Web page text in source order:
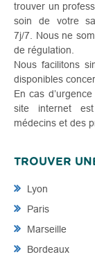
trouver un
soin de votre
7j/7. Nous ne
de régulation.
Nous facilitons
disponibles
En cas
site internet
médecins et des
TROUVER
Lyon
Paris
Marseille
Bordeaux